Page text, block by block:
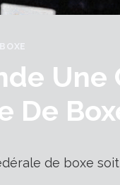
BOXE
Une
De
de boxe